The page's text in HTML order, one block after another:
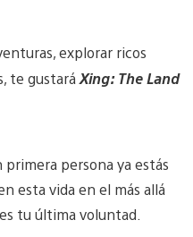
explorar ricos
te gustará Xing: The Land
persona ya estás
esta vida en el más allá
tu última voluntad.